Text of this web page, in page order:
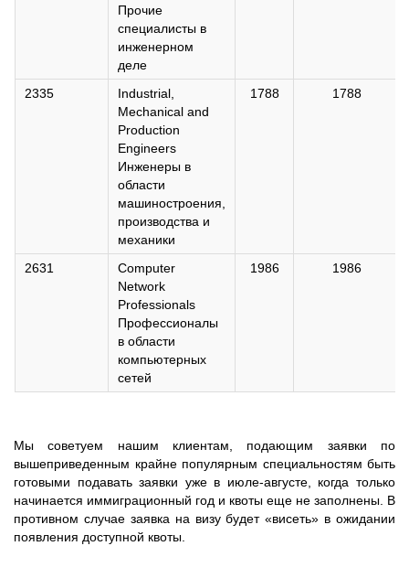
Прочие
специалисты в
инженерном
деле
2335
Industrial,
Mechanical and
Production
Engineers
Инженеры в
области
машиностроения,
производства и
механики
1788 1788
2631
Computer
Network
Professionals
Профессионалы
в области
компьютерных
сетей
1986 1986
Мы советуем нашим клиентам, подающим заявки по
вышеприведенным крайне популярным специальностям быть
готовыми подавать заявки уже в июле-августе, когда только
начинается иммиграционный год и квоты еще не заполнены. В
противном случае заявка на визу будет «висеть» в ожидании
появления доступной квоты.